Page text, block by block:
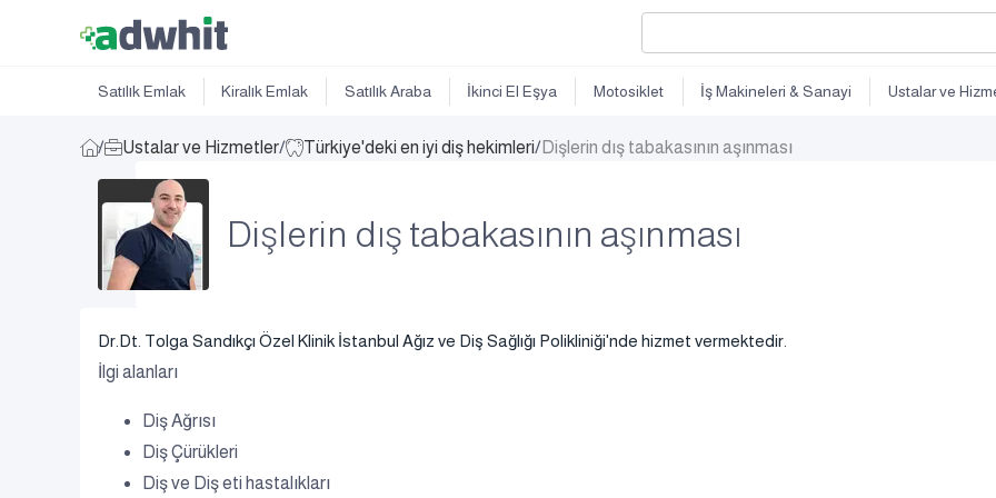
Satılık Emlak Kiralık Emlak Satılık Araba İkinci El Eşya Motosiklet İş Makineleri & Sanayi Ustalar ve
/ Ustalar ve Hizmetler/ Türkiye'deki en iyi diş hekimleri/Dişlerin dış tabakasının aşınması
Dişlerin dış tabakasının aşınması
Dr.Dt. Tolga Sandıkçı Özel Klinik İstanbul Ağız ve Diş Sağlığı Polikliniği'nde hizmet vermektedir.
İlgi alanları
Diş Ağrısı
Diş Çürükleri
Diş ve Diş eti hastalıkları